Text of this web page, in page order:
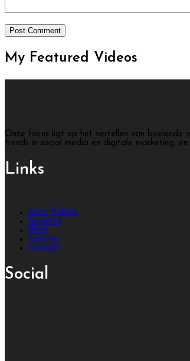
My Featured Videos
Onze focus ligt op het vertellen van boeiende
trends in social media en digitale marketing,
Links
Over Viddys
Diensten
Werk
Tarieven
Contact
Social